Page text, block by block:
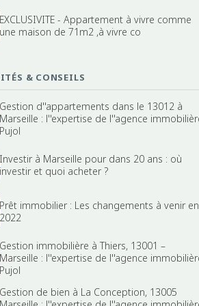
EXCLUSIVITE - Appartement à vivre comme
une maison de 71m2 ,à vivre co
& CONSEILS
Gestion d''appartements dans le 13012 à
Marseille : l''expertise de l''agence
Pujol
Investir à Marseille pour dans 20 ans : où
investir et quoi acheter ?
Prêt immobilier : Les changements à venir en
2022
Gestion immobilière à Thiers, 13001 –
Marseille : l''expertise de l''agence
Pujol
Gestion de bien à La Conception, 13005